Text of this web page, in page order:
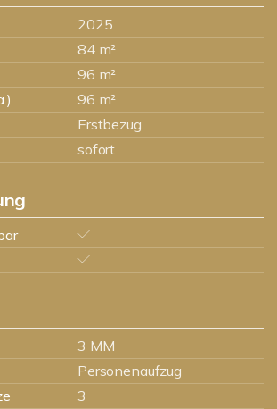
2025
84 m²
96 m²
96 m²
Erstbezug
sofort
3 MM
Personenaufzug
3